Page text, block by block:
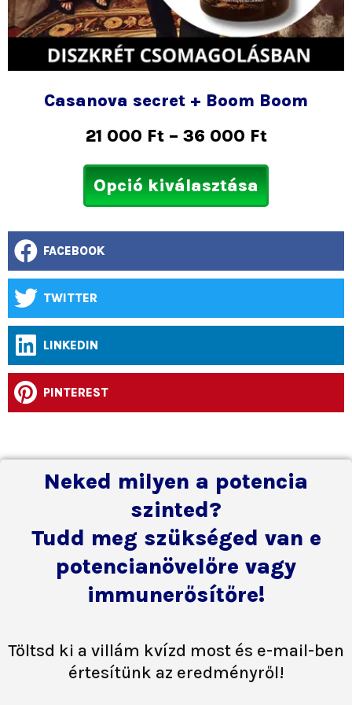
Casanova secret + Boom Boom
21 000 Ft – 36 000 Ft
Opció kiválasztása
FACEBOOK
TWITTER
LINKEDIN
PINTEREST
Neked milyen a potencia
szinted?
Tudd meg szükséged van e
potencianövelőre vagy
immunerősítőre!
Töltsd ki a villám kvízd most és e-mail-ben
értesítünk az eredményről!